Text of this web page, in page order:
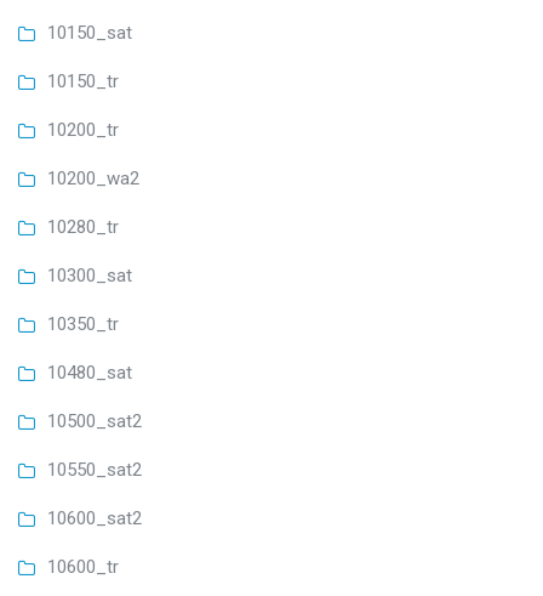
10150_sat
10150_tr
10200_tr
10200_wa2
10280_tr
10300_sat
10350_tr
10480_sat
10500_sat2
10550_sat2
10600_sat2
10600_tr